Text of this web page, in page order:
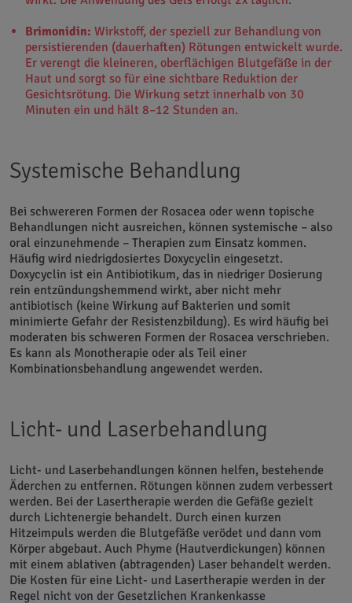
Brimonidin: Wirkstoff, der speziell zur Behandlung von
persistierenden (dauerhaften) Rötungen entwickelt wurde.
Er verengt die kleineren, oberflächigen Blutgefäße in der
Haut und sorgt so für eine sichtbare Reduktion der
Gesichtsrötung. Die Wirkung setzt innerhalb von 30
Minuten ein und hält 8–12 Stunden an.
Systemische Behandlung
Bei schwereren Formen der Rosacea oder wenn topische
Behandlungen nicht ausreichen, können systemische – also
oral einzunehmende – Therapien zum Einsatz kommen.
Häufig wird niedrigdosiertes Doxycyclin eingesetzt.
Doxycyclin ist ein Antibiotikum, das in niedriger Dosierung
rein entzündungshemmend wirkt, aber nicht mehr
antibiotisch (keine Wirkung auf Bakterien und somit
minimierte Gefahr der Resistenzbildung). Es wird häufig bei
moderaten bis schweren Formen der Rosacea verschrieben.
Es kann als Monotherapie oder als Teil einer
Kombinationsbehandlung angewendet werden.
Licht- und Laserbehandlung
Licht- und Laserbehandlungen können helfen, bestehende
Äderchen zu entfernen. Rötungen können zudem verbessert
werden. Bei der Lasertherapie werden die Gefäße gezielt
durch Lichtenergie behandelt. Durch einen kurzen
Hitzeimpuls werden die Blutgefäße verödet und dann vom
Körper abgebaut. Auch Phyme (Hautverdickungen) können
mit einem ablativen (abtragenden) Laser behandelt werden.
Die Kosten für eine Licht- und Lasertherapie werden in der
Regel nicht von der Gesetzlichen Krankenkasse